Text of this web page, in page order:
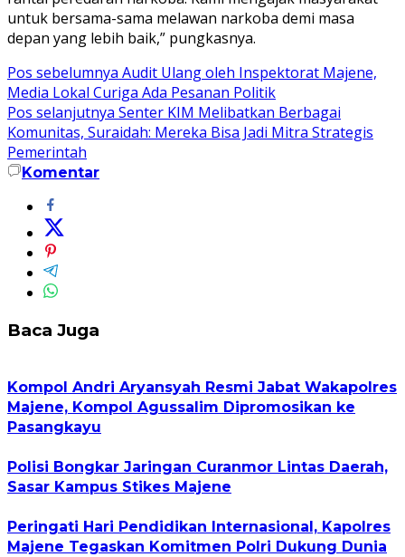
untuk bersama-sama melawan narkoba demi masa
depan yang lebih baik,” pungkasnya.
Navigasi
pos
Pos sebelumnya Audit Ulang oleh Inspektorat Majene,
Media Lokal Curiga Ada Pesanan Politik
Pos selanjutnya Senter KIM Melibatkan Berbagai
Komunitas, Suraidah: Mereka Bisa Jadi Mitra Strategis
Pemerintah
Komentar
Baca Juga
Kompol Andri Aryansyah Resmi Jabat Wakapolres
Majene, Kompol Agussalim Dipromosikan ke
Pasangkayu
Polisi Bongkar Jaringan Curanmor Lintas Daerah,
Sasar Kampus Stikes Majene
Peringati Hari Pendidikan Internasional, Kapolres
Majene Tegaskan Komitmen Polri Dukung Dunia